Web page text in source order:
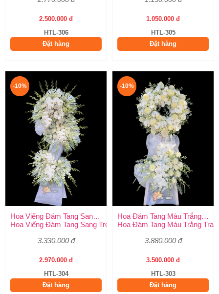
2.500.000 đ
HTL-306
Đặt hàng
1.050.000 đ
HTL-305
Đặt hàng
-10%
Hoa Viếng Đám Tang Sang Trọng
Hoa Viếng Đám Tang Sang Trọng – Kính Tận Tâm, Tiễn Biệt
3.330.000 đ
2.970.000 đ
HTL-304
Đặt hàng
-10%
Hoa Đám Tang Màu Trắng Trang Nghiêm
Hoa Đám Tang Màu Trắng
3.880.000 đ
3.500.000 đ
HTL-303
Đặt hàng